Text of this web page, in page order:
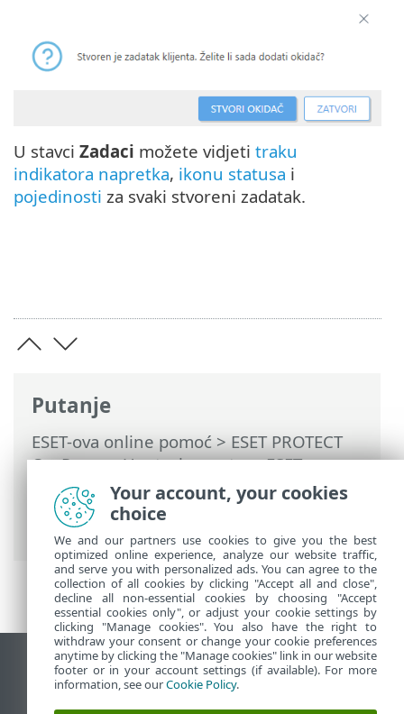
Putanje
ESET-ova online pomoć > ESET PROTECT
On-Prem>Upotreba sustava ESET
PROTECT On-Prem>ESET PROTECT On-
Prem Glavni izbornik
Zadaci
klijenta > Prikaz poruke
U stavci Zadaci možete vidjeti traku
indikatora napretka, ikonu statusa i
pojedinosti za svaki stvoreni zadatak.
Prikaži stranicu za radnu površinu
End of Life
Your account, your cookies
choice
We and our partners use cookies to give you the best
optimized online experience, analyze our website traffic,
and serve you with personalized ads. You can agree to the
collection of all cookies by clicking "Accept all and close",
decline all non-essential cookies by choosing "Accept
essential cookies only", or adjust your cookie settings by
clicking "Manage cookies". You also have the right to
withdraw your consent or change your cookie preferences
anytime by clicking the "Manage cookies" link in our website
footer or in your account settings (if available). For more
information, see ourCookie Policy.